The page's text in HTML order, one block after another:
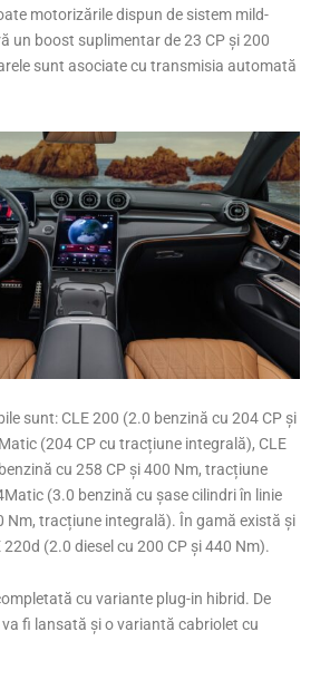
motorizările dispun de sistem mild-
un boost suplimentar de 23 CP și 200
sunt asociate cu transmisia automată
sunt: CLE 200 (2.0 benzină cu 204 CP și
(204 CP cu tracțiune integrală), CLE
cu 258 CP și 400 Nm, tracțiune
(3.0 benzină cu șase cilindri în linie
Nm, tracțiune integrală). În gamă există și
220d (2.0 diesel cu 200 CP și 440 Nm).
cu variante plug-in hibrid. De
fi lansată și o variantă cabriolet cu